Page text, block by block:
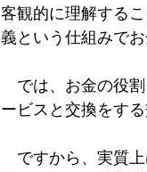
客観的に理解する
義という仕組みで
では、お金の役割
ービスと交換をする
ですから、実質上